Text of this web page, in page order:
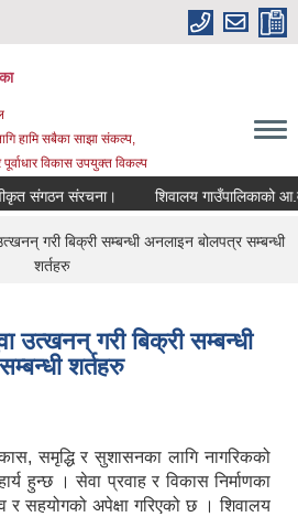
हामि सबैका साझा संकल्प,
विकास उपयुक्त विकल्प
संरचना।
गरी बिक्री सम्बन्धी अनलाइन बोलपत्र सम्बन्धी
शर्तहरु
उत्खनन् गरी बिक्री सम्बन्धी
शर्तहरु
समृद्धि र सुशासनका लागि नागरिकको
हुन्छ । सेवा प्रवाह र विकास निर्माणका
र सहयोगको अपेक्षा गरिएको छ । शिवालय